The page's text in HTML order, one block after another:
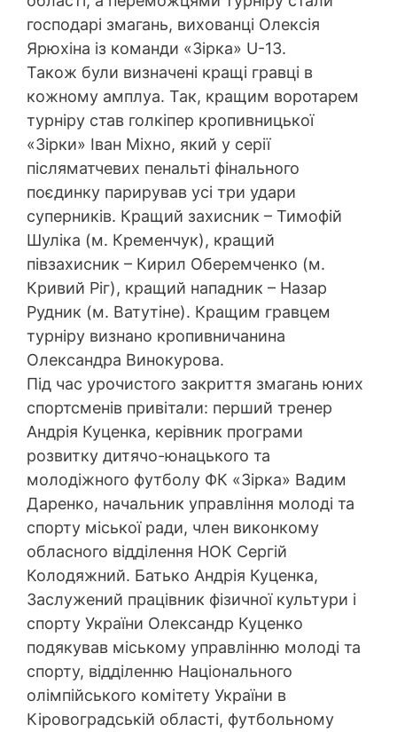
господарі змагань, вихованці Олексія
Ярюхіна із команди «Зірка» U-13.
Також були визначені кращі гравці в
кожному амплуа. Так, кращим воротарем
турніру став голкіпер кропивницької
«Зірки» Іван Міхно, який у серії
післяматчевих пенальті фінального
поєдинку парирував усі три удари
суперників. Кращий захисник – Тимофій
Шуліка (м. Кременчук), кращий
півзахисник – Кирил Оберемченко (м.
Кривий Ріг), кращий нападник – Назар
Рудник (м. Ватутіне). Кращим гравцем
турніру визнано кропивничанина
Олександра Винокурова.
Під час урочистого закриття змагань юних
спортсменів привітали: перший тренер
Андрія Куценка, керівник програми
розвитку дитячо-юнацького та
молодіжного футболу ФК «Зірка» Вадим
Даренко, начальник управління молоді та
спорту міської ради, член виконкому
обласного відділення НОК Сергій
Колодяжний. Батько Андрія Куценка,
Заслужений працівник фізичної культури і
спорту України Олександр Куценко
подякував міському управлінню молоді та
спорту, відділенню Національного
олімпійського комітету України в
Кіровоградській області, футбольному